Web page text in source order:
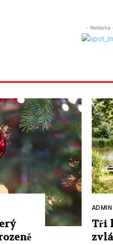
- Reklama
ADMIN
Tři